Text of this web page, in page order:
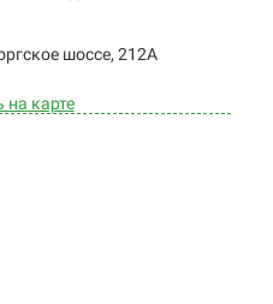
шоссе, 212А
карте